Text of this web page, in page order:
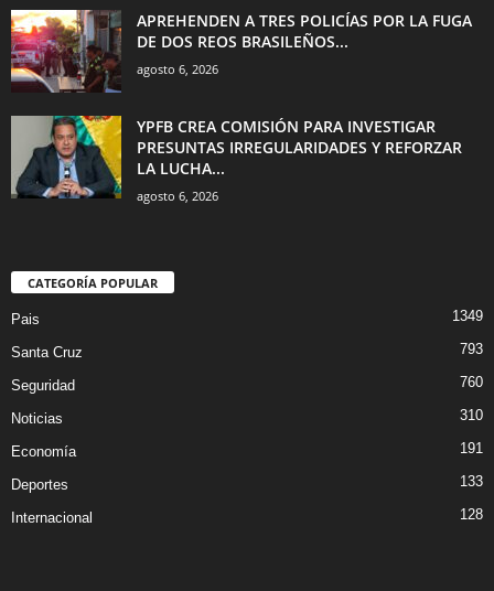
APREHENDEN A TRES POLICÍAS POR LA FUGA
DE DOS REOS BRASILEÑOS...
agosto 6, 2026
YPFB CREA COMISIÓN PARA INVESTIGAR
PRESUNTAS IRREGULARIDADES Y REFORZAR
LA LUCHA...
agosto 6, 2026
CATEGORÍA POPULAR
Pais 1349
Santa Cruz 793
Seguridad 760
Noticias 310
Economía 191
Deportes 133
Internacional 128